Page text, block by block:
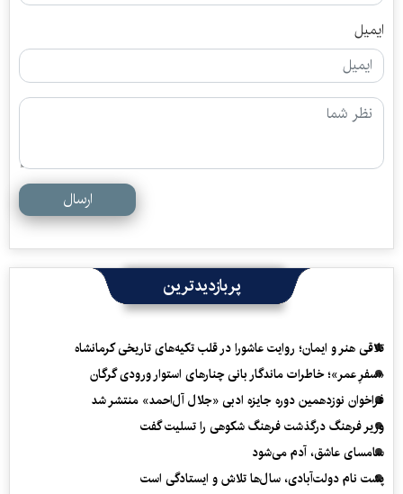
ایمیل
ارسال
پربازدیدترین
تلاقی هنر و ایمان؛ روایت عاشورا در قلب تکیه‌های تاریخی کرمانشاه
«سفرِ عمر»؛ خاطرات ماندگار بانی چنارهای استوار ورودی گرگان
فراخوان نوزدهمین دوره جایزه ادبی «جلال آل‌احمد» منتشر شد
وزیر فرهنگ درگذشت فرهنگ شکوهی را تسلیت گفت
سامسای عاشق، آدم می‌شود
پشت نام دولت‌آبادی، سال‌ها تلاش و ایستادگی است